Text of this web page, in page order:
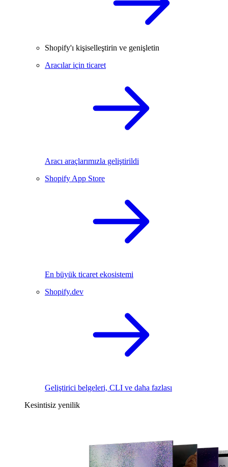
Shopify'ı kişiselleştirin ve genişletin
Aracılar için ticaret
Aracı araçlarımızla geliştirildi
Shopify App Store
En büyük ticaret ekosistemi
Shopify.dev
Geliştirici belgeleri, CLI ve daha fazlası
Kesintisiz yenilik